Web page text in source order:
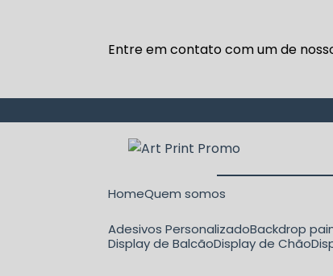
Entre em contato com um de
Home Quem somos
Adesivos Personalizado Backdrop
Display de Balcão Display de Chão